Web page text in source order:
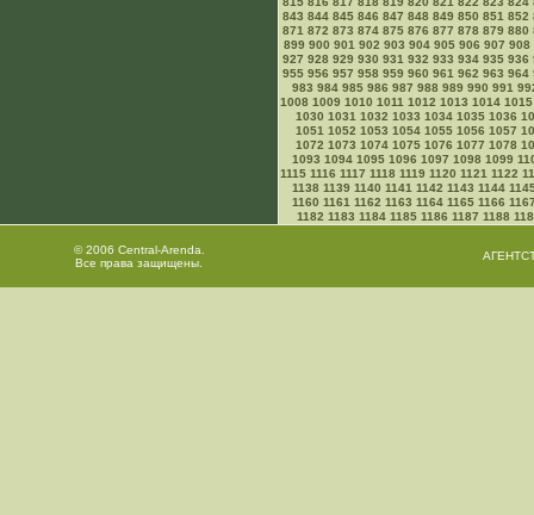
843 844 845 846 847 848 849 850 851 852
871 872 873 874 875 876 877 878 879 880
899 900 901 902 903 904 905 906 907 908
927 928 929 930 931 932 933 934 935 936
955 956 957 958 959 960 961 962 963 964
983 984 985 986 987 988 989 990 991
1008 1009 1010 1011 1012 1013 1014 1015
1030 1031 1032 1033 1034 1035 1036
1051 1052 1053 1054 1055 1056 1057
1072 1073 1074 1075 1076 1077 1078
1093 1094 1095 1096 1097 1098 1099
1115 1116 1117 1118 1119 1120 1121 1122
1138 1139 1140 1141 1142 1143 1144
1160 1161 1162 1163 1164 1165 1166
1182 1183 1184 1185 1186 1187 1188
© 2006 Central-Arenda.
Все права защищены.